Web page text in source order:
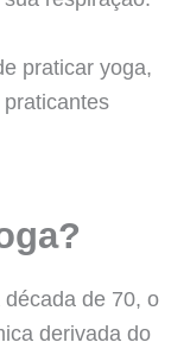
praticar yoga,
de 70, o
derivada do